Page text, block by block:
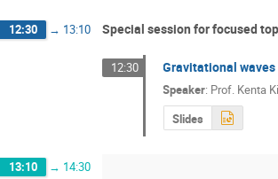
12:30 → 13:10 Special session for focused
12:30 Gravitational
Speaker: Prof. Kenta
Slides
13:10 → 14:30